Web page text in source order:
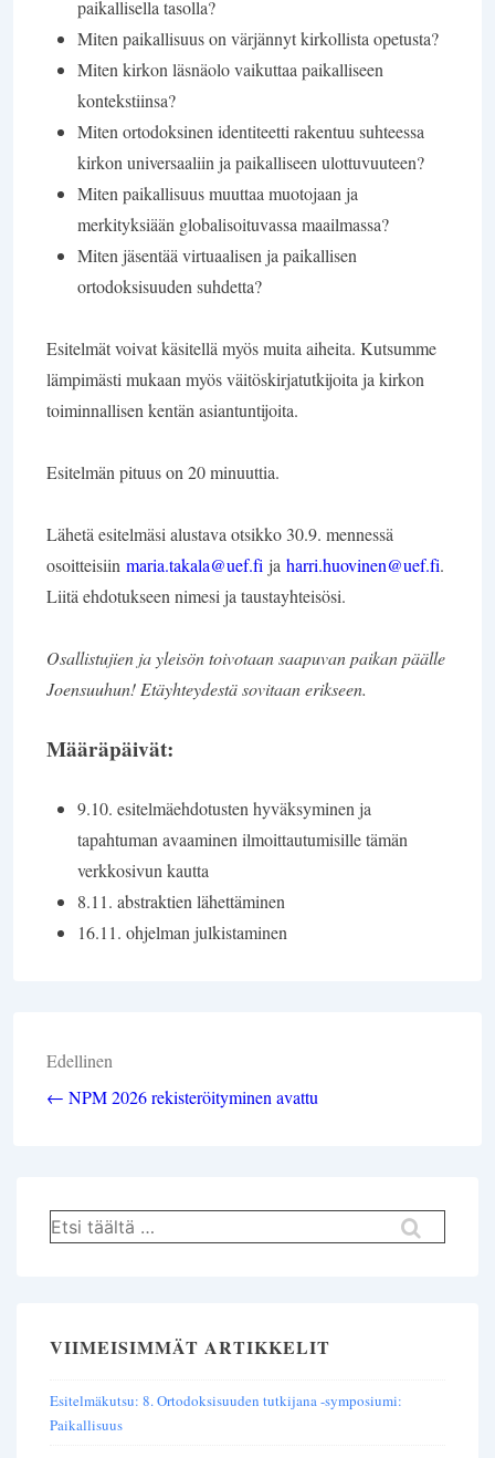
paikallisella tasolla?
Miten paikallisuus on värjännyt kirkollista opetusta?
Miten kirkon läsnäolo vaikuttaa paikalliseen
kontekstiinsa?
Miten ortodoksinen identiteetti rakentuu suhteessa
kirkon universaaliin ja paikalliseen ulottuvuuteen?
Miten paikallisuus muuttaa muotojaan ja
merkityksiään globalisoituvassa maailmassa?
Miten jäsentää virtuaalisen ja paikallisen
ortodoksisuuden suhdetta?
Esitelmät voivat käsitellä myös muita aiheita. Kutsumme
lämpimästi mukaan myös väitöskirjatutkijoita ja kirkon
toiminnallisen kentän asiantuntijoita.
Esitelmän pituus on 20 minuuttia.
Lähetä esitelmäsi alustava otsikko 30.9. mennessä
osoitteisiin maria.takala@uef.fi ja harri.huovinen@uef.fi.
Liitä ehdotukseen nimesi ja taustayhteisösi.
Osallistujien ja yleisön toivotaan saapuvan paikan päälle
Joensuuhun! Etäyhteydestä sovitaan erikseen.
Määräpäivät:
9.10. esitelmäehdotusten hyväksyminen ja
tapahtuman avaaminen ilmoittautumisille tämän
verkkosivun kautta
8.11. abstraktien lähettäminen
16.11. ohjelman julkistaminen
Artikkelien
selaus
Edellinen
← NPM 2026 rekisteröityminen avattu
Hae:
VIIMEISIMMÄT ARTIKKELIT
Esitelmäkutsu: 8. Ortodoksisuuden tutkijana -symposiumi:
Paikallisuus